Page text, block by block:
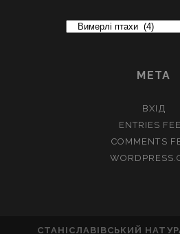
МЕТА
ВХІД
ENTRIES
COMMENTS
СТАНІСЛАВІВСЬКИЙ